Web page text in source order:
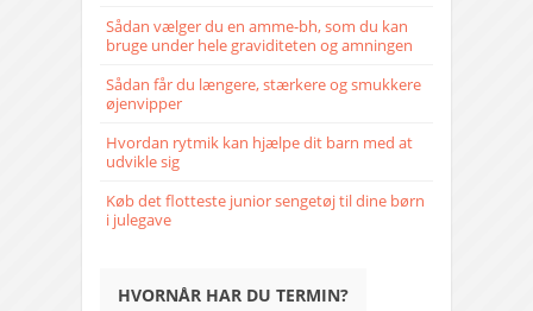
Sådan vælger du en amme-bh, som du kan
bruge under hele graviditeten og amningen
Sådan får du længere, stærkere og smukkere
øjenvipper
Hvordan rytmik kan hjælpe dit barn med at
udvikle sig
Køb det flotteste junior sengetøj til dine børn
i julegave
HVORNÅR HAR DU TERMIN?